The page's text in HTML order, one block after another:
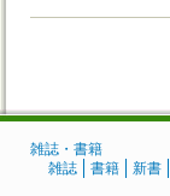
雑誌・書籍
雑誌
書籍 新書